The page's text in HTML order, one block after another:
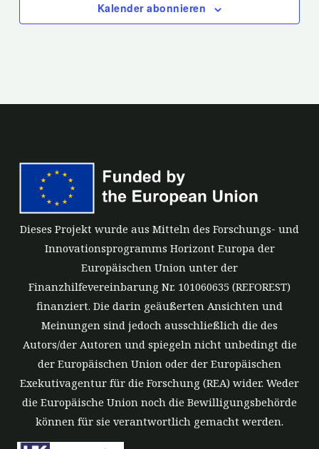
Kalender abonnieren
Dieses Projekt wurde aus Mitteln des Forschungs- und
Innovationsprogramms Horizont Europa der
Europäischen Union unter der
Finanzhilfevereinbarung Nr. 101060635 (REFOREST)
finanziert. Die darin geäußerten Ansichten und
Meinungen sind jedoch ausschließlich die des
Autors/der Autoren und spiegeln nicht unbedingt die
der Europäischen Union oder der Europäischen
Exekutivagentur für die Forschung (REA) wider. Weder
die Europäische Union noch die Bewilligungsbehörde
können für sie verantwortlich gemacht werden.